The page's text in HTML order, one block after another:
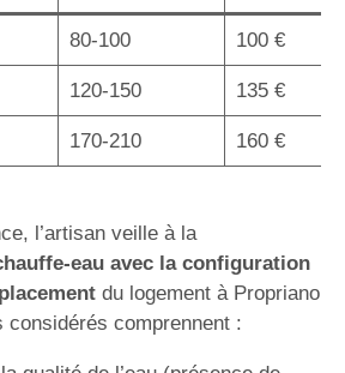
80-100 100 €
120-150 135 €
170-210 160 €
l’artisan veille à la
eau avec la configuration
du logement à Propriano
considérés comprennent :